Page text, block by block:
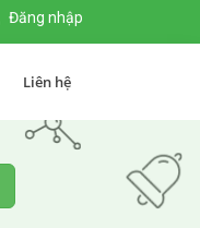
Đăng nhập
Liên hệ